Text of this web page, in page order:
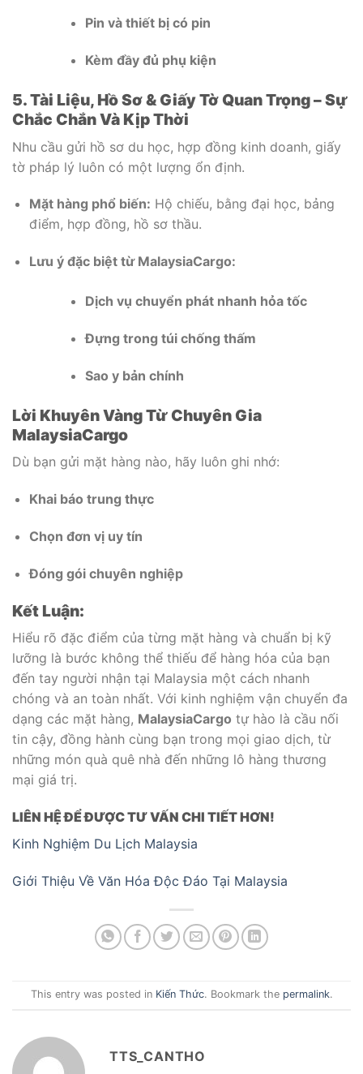
Pin và thiết bị có pin
Kèm đầy đủ phụ kiện
5. Tài Liệu, Hồ Sơ & Giấy Tờ Quan Trọng – Sự
Chắc Chắn Và Kịp Thời
Nhu cầu gửi hồ sơ du học, hợp đồng kinh doanh, giấy
tờ pháp lý luôn có một lượng ổn định.
Mặt hàng phổ biến: Hộ chiếu, bằng đại học, bảng
điểm, hợp đồng, hồ sơ thầu.
Lưu ý đặc biệt từ MalaysiaCargo:
Dịch vụ chuyển phát nhanh hỏa tốc
Đựng trong túi chống thấm
Sao y bản chính
Lời Khuyên Vàng Từ Chuyên Gia
MalaysiaCargo
Dù bạn gửi mặt hàng nào, hãy luôn ghi nhớ:
Khai báo trung thực
Chọn đơn vị uy tín
Đóng gói chuyên nghiệp
Kết Luận:
Hiểu rõ đặc điểm của từng mặt hàng và chuẩn bị kỹ
lưỡng là bước không thể thiếu để hàng hóa của bạn
đến tay người nhận tại Malaysia một cách nhanh
chóng và an toàn nhất. Với kinh nghiệm vận chuyển đa
dạng các mặt hàng, MalaysiaCargo tự hào là cầu nối
tin cậy, đồng hành cùng bạn trong mọi giao dịch, từ
những món quà quê nhà đến những lô hàng thương
mại giá trị.
LIÊN HỆ ĐỂ ĐƯỢC TƯ VẤN CHI TIẾT HƠN!
Kinh Nghiệm Du Lịch Malaysia
Giới Thiệu Về Văn Hóa Độc Đáo Tại Malaysia
This entry was posted in Kiến Thức. Bookmark the permalink.
TTS_CANTHO